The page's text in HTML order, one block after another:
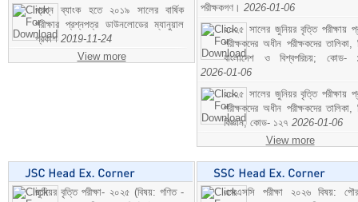
প্রশ্ন ব্যাংক হতে ২০১৯ সালের বার্ষিক
পরীক্ষার প্রশ্নপত্র ডাউনলোডের ম্যানুয়াল
প্রকাশ 2019-11-24
View more
পরীক্ষকগণ। 2026-01-06
২০২৫ সালের জুনিয়র বৃত্তি পরীক্ষায়
পরীক্ষকদের অধীন পরীক্ষকদের তালিকা,
বাংলাদেশ ও বিশ্বপরিচয়; কোড-
2026-01-06
২০২৫ সালের জুনিয়র বৃত্তি পরীক্ষায়
পরীক্ষকদের অধীন পরীক্ষকদের তালিকা,
বিজ্ঞান; কোড- ১২৭ 2026-01-06
View more
জুনিয়র বৃত্তি পরীক্ষা- ২০২৫ (বিষয়: গণিত -
এসএসসি পরীক্ষা ২০২৬ বিষয়: